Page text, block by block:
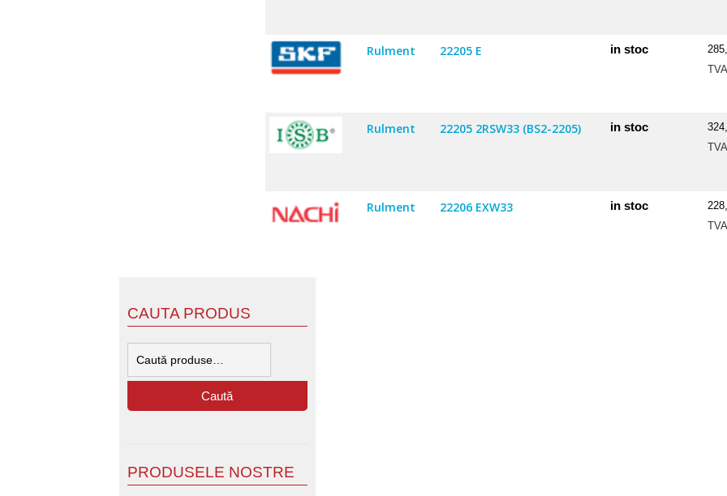
Rulment 22205 E in stoc
TVA
Rulment 22205 2RSW33 (BS2-2205) in stoc
TVA
Rulment 22206 EXW33 in stoc
TVA
CAUTA PRODUS
Caută
PRODUSELE NOSTRE